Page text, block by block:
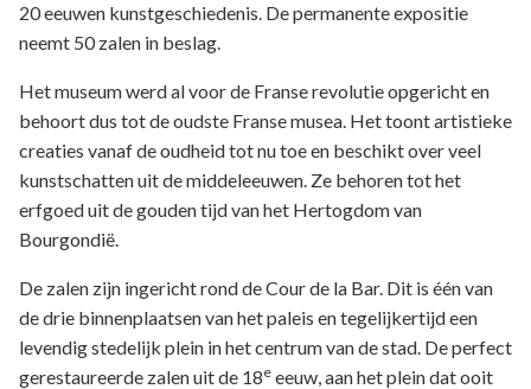
20 eeuwen kunstgeschiedenis. De permanente expositie
neemt 50 zalen in beslag.
Het museum werd al voor de Franse revolutie opgericht en
behoort dus tot de oudste Franse musea. Het toont artistieke
creaties vanaf de oudheid tot nu toe en beschikt over veel
kunstschatten uit de middeleeuwen. Ze behoren tot het
erfgoed uit de gouden tijd van het Hertogdom van
Bourgondië.
De zalen zijn ingericht rond de Cour de la Bar. Dit is één van
de drie binnenplaatsen van het paleis en tegelijkertijd een
levendig stedelijk plein in het centrum van de stad. De perfect
gerestaureerde zalen uit de 18e eeuw, aan het plein dat ooit